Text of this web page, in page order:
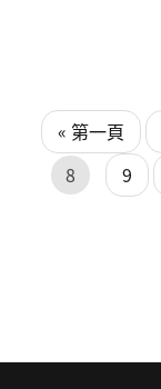
頁面« 第一頁
8
9